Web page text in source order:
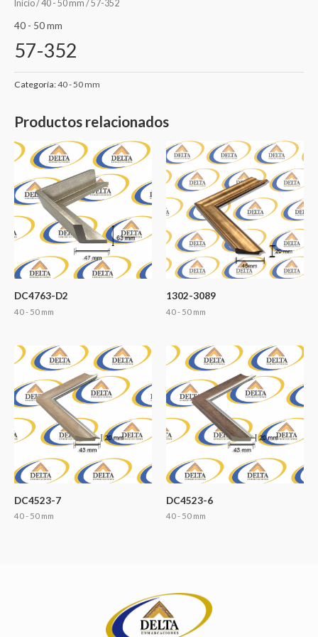
Inicio/40 - 50 mm / 57-352
40 - 50 mm
57-352
Categoría:40 - 50 mm
Productos relacionados
DC4763-D2
40 - 50 mm
1302-3089
40 - 50 mm
DC4523-7
40 - 50 mm
DC4523-6
40 - 50 mm